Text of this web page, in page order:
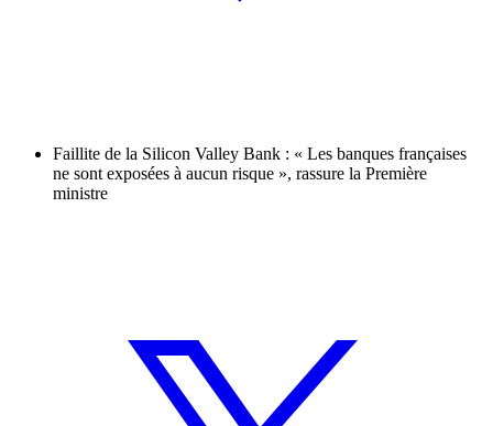
Faillite de la Silicon Valley Bank : « Les banques françaises
ne sont exposées à aucun risque », rassure la Première
ministre